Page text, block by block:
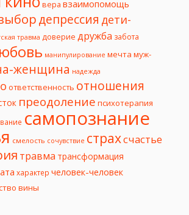
вера взаимопомощь
депрессия дети-
травма доверие дружба забота
манипулирование мечта муж-
женщина надежда
ответственность отношения
преодоление психотерапия
самопознание
смелость сочувствие страхсчастье
травма трансформация
характер человек-человек
вины